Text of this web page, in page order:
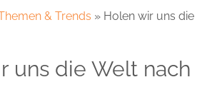
& Trends » Holen wir uns die
uns die Welt nach